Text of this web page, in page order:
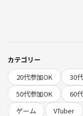
◯推しにちなんだコー
◯各自5分〜15分程度で
(主催者からスタート、
◯残り時間はフリートー
をそれぞれ歌唱（任意
カテゴリー
20代参加OK
30
50代参加OK
60
ゲーム
VTuber